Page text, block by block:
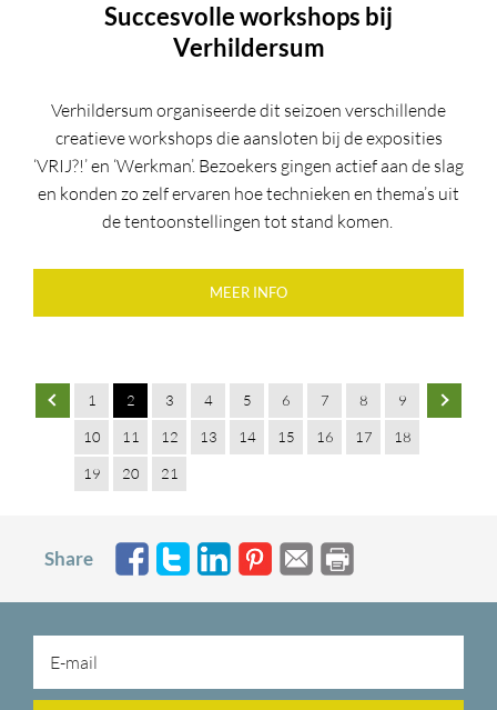
Succesvolle workshops bij
Verhildersum
Verhildersum organiseerde dit seizoen verschillende
creatieve workshops die aansloten bij de exposities
‘VRIJ?!’ en ‘Werkman’. Bezoekers gingen actief aan de slag
en konden zo zelf ervaren hoe technieken en thema’s uit
de tentoonstellingen tot stand komen.
MEER INFO
1 2 3 4 5 6 7 8 9
10 11 12 13 14 15 16 17 18
19 20 21
Share